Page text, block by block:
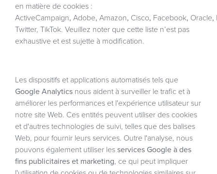
en matière de cookies :
ActiveCampaign, Adobe, Amazon, Cisco, Facebook, Oracle,
Twitter, TikTok. Veuillez noter que cette liste n’est pas
exhaustive et est sujette à modification.
Les dispositifs et applications automatisés tels que
Google Analytics nous aident à surveiller le trafic et à
améliorer les performances et l'expérience utilisateur sur
notre site Web. Ces entités peuvent utiliser des cookies
et d'autres technologies de suivi, telles que des balises
Web, pour fournir leurs services. Outre l'analyse, nous
pouvons également utiliser lesservices Google à des
fins publicitaires et marketing, ce qui peut impliquer